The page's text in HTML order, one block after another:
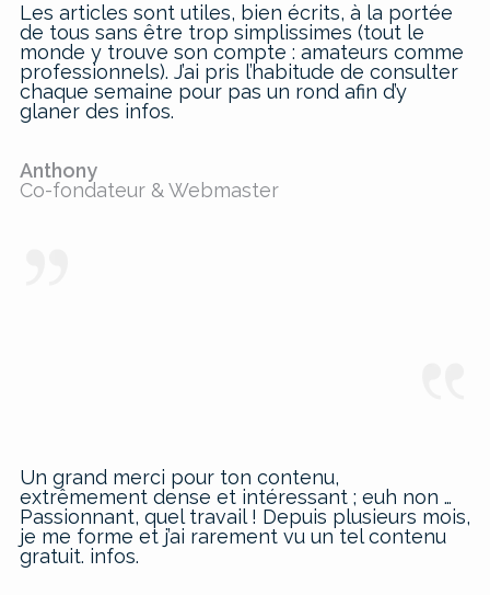
Les articles sont utiles, bien écrits, à la portée
de tous sans être trop simplissimes (tout le
monde y trouve son compte : amateurs comme
professionnels). J’ai pris l’habitude de consulter
chaque semaine pour pas un rond afin d’y
glaner des infos.
Anthony
Co-fondateur & Webmaster
Un grand merci pour ton contenu,
extrêmement dense et intéressant ; euh non …
Passionnant, quel travail ! Depuis plusieurs mois,
je me forme et j’ai rarement vu un tel contenu
gratuit. infos.